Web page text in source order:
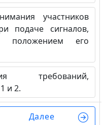
участников
подаче сигналов,
положением его
требований,
и 2.
Далее